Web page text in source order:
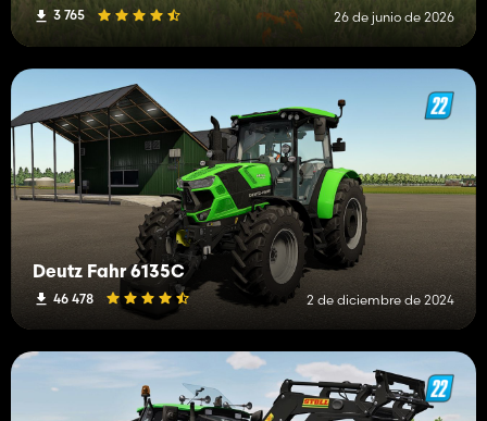
3 765 26 de junio de 2026
Deutz Fahr 6135C
46 478 2 de diciembre de 2024